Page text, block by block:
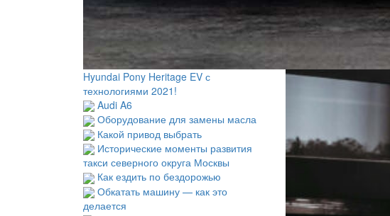
Hyundai Pony Heritage EV с
технологиями 2021!
Audi A6
Оборудование для замены масла
Какой привод выбрать
Исторические моменты развития
такси северного округа Москвы
Как ездить по бездорожью
Обкатать машину — как это
делается